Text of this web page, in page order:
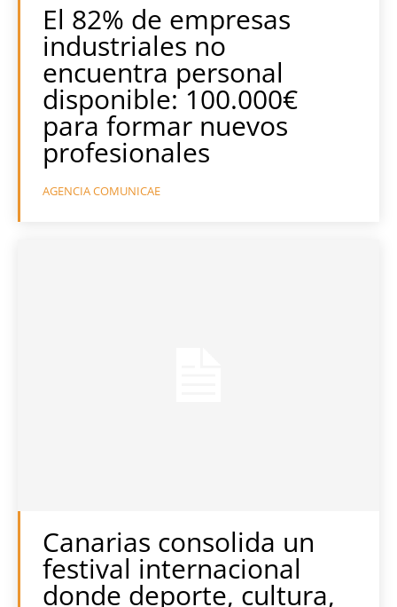
El 82% de empresas
industriales no
encuentra personal
disponible: 100.000€
para formar nuevos
profesionales
AGENCIA COMUNICAE
Canarias consolida un
festival internacional
donde deporte, cultura,